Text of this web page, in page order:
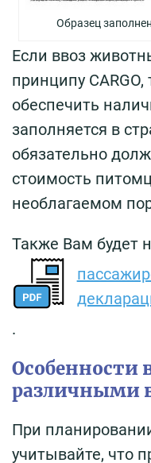
Образец
Если ввоз
принципу
обеспечить
заполняется в
обязательно
стоимость
необлагаемом
Также Вам будет
.
Особенности
различными
При
учитывайте, что